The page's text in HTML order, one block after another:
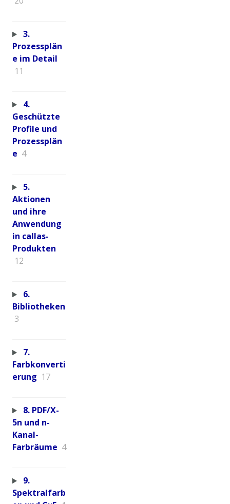
3.
Prozessplän
e im Detail
11
4.
Geschützte
Profile und
Prozessplän
e 4
5.
Aktionen
und ihre
Anwendung
in callas-
Produkten
12
6.
Bibliotheken
3
7.
Farbkonverti
erung 17
8. PDF/X-
5n und n-
Kanal-
Farbräume 4
9.
Spektralfarb